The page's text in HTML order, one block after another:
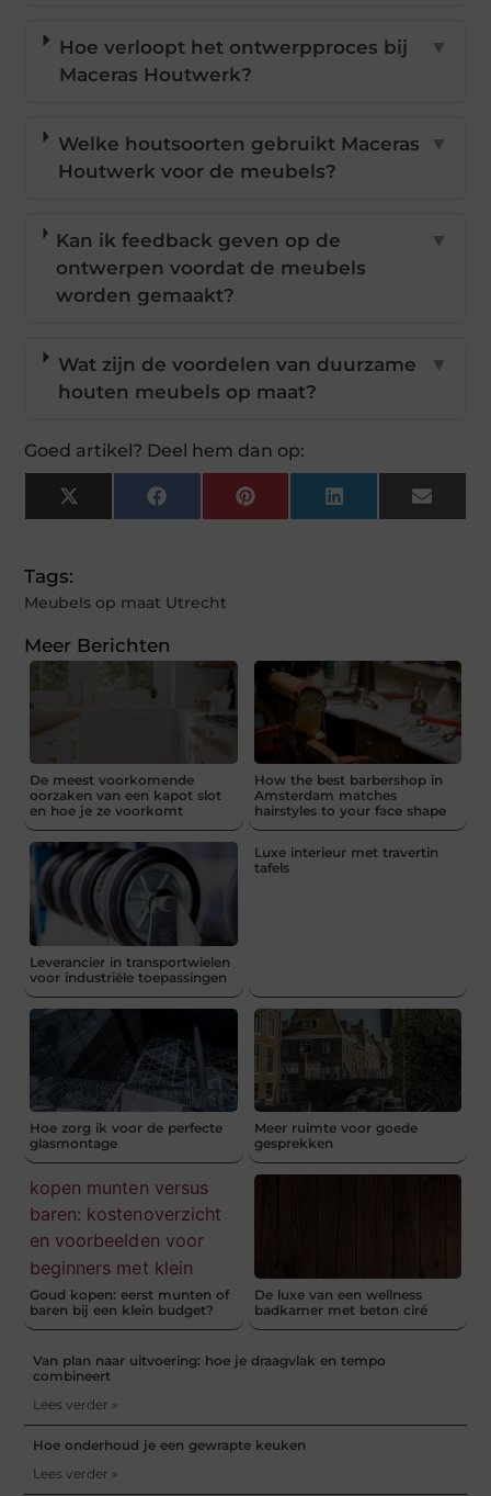
Hoe verloopt het ontwerpproces bij
Maceras Houtwerk?
▼
Welke houtsoorten gebruikt Maceras
Houtwerk voor de meubels?
▼
Kan ik feedback geven op de
ontwerpen voordat de meubels
worden gemaakt?
▼
Wat zijn de voordelen van duurzame
houten meubels op maat?
▼
Goed artikel? Deel hem dan op:
X
(Twitter)
FacebookPinterestLinkedInEmail
Tags:
Meubels op maat Utrecht
Meer Berichten
De meest voorkomende
oorzaken van een kapot slot
en hoe je ze voorkomt
How the best barbershop in
Amsterdam matches
hairstyles to your face shape
Leverancier in transportwielen
voor industriële toepassingen
Luxe interieur met travertin
tafels
Hoe zorg ik voor de perfecte
glasmontage
Meer ruimte voor goede
gesprekken
Goud kopen: eerst munten of
baren bij een klein budget?
De luxe van een wellness
badkamer met beton ciré
Van plan naar uitvoering: hoe je draagvlak en tempo
combineert
Lees verder »
Hoe onderhoud je een gewrapte keuken
Lees verder »